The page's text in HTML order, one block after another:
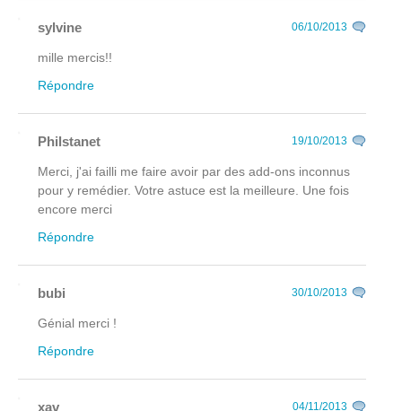
sylvine 06/10/2013
mille mercis!!
Répondre
Philstanet 19/10/2013
Merci, j'ai failli me faire avoir par des add-ons inconnus
pour y remédier. Votre astuce est la meilleure. Une fois
encore merci
Répondre
bubi 30/10/2013
Génial merci !
Répondre
xav 04/11/2013